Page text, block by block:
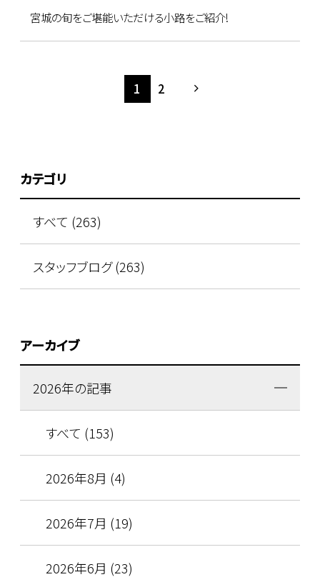
宮城の旬をご堪能いただける小路をご紹介!
1 2
カテゴリ
すべて (263)
スタッフブログ (263)
アーカイブ
2026年の記事
すべて (153)
2026年8月 (4)
2026年7月 (19)
2026年6月 (23)